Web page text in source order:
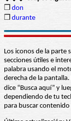
❒ don
❒ durante
Los iconos de la parte
secciones útiles e
palabra usando el
derecha de la
dice “Busca aquí” y
dependiendo de tu
para buscar